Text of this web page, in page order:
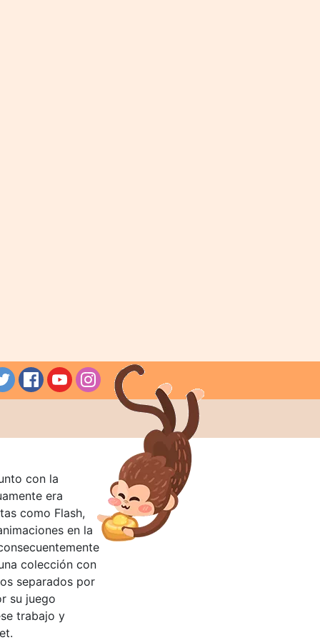
con la
era
como Flash,
en la
colección con
separados por
su juego
trabajo y